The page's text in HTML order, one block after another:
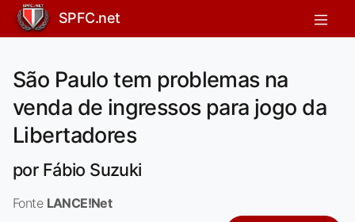
SPFC.net
São Paulo tem problemas na
venda de ingressos para jogo da
Libertadores
por Fábio Suzuki
Fonte LANCE!Net